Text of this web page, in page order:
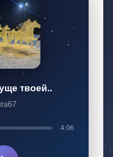
твоей..
4:06